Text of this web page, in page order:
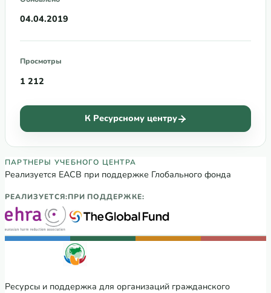
04.04.2019
Просмотры
1 212
К Ресурсному центру
Партнеры Регионального учебного
ПАРТНЕРЫ УЧЕБНОГО ЦЕНТРА
Реализуется ЕАСВ при поддержке Глобального фонда
РЕАЛИЗУЕТСЯ:ПРИ ПОДДЕРЖКЕ:
Ресурсы и поддержка для организаций гражданского